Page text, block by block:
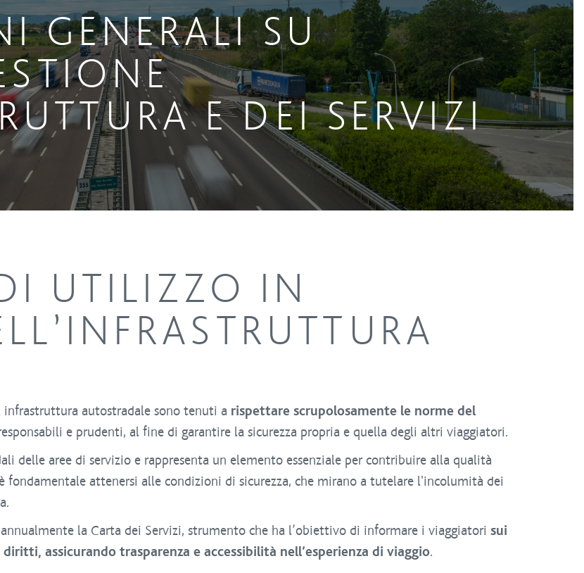
GENERALI SU
E DEI SERVIZI
UTILIZZO IN
infrastruttura autostradale sono tenuti a rispettare scrupolosamente le norme del
e prudenti, al fine di garantire la sicurezza propria e quella degli altri viaggiatori.
delle aree di servizio e rappresenta un elemento essenziale per contribuire alla qualità
fondamentale attenersi alle condizioni di sicurezza, che mirano a tutelare l'incolumità dei
la Carta dei Servizi, strumento che ha l’obiettivo di informare i viaggiatori sui
assicurando trasparenza e accessibilità nell’esperienza di viaggio.